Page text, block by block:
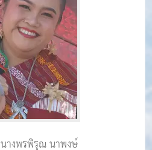
นางพรพิรุณ นาพงษ์